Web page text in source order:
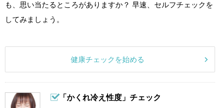
も、思い当たるところがありますか？ 早速、セルフチェックを
してみましょう。
健康チェックを始める
「かくれ冷え性度」チェック